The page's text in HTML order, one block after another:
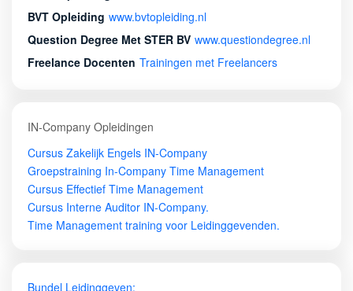
BVT Opleiding www.bvtopleiding.nl
Question Degree Met STER BV www.questiondegree.nl
Freelance Docenten Trainingen met Freelancers
IN-Company Opleidingen
Cursus Zakelijk Engels IN-Company
Groepstraining In-Company Time Management
Cursus Effectief Time Management
Cursus Interne Auditor IN-Company.
Time Management training voor Leidinggevenden.
Bundel Leidinggeven;